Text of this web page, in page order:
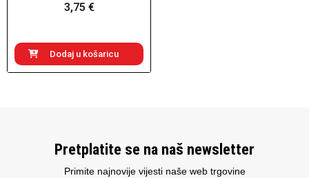
3,75 €
Dodaj u košaricu
Pretplatite se na naš newsletter
Primite najnovije vijesti naše web trgovine